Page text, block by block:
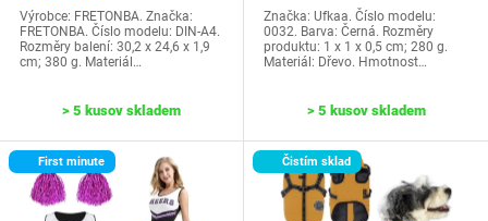
Výrobce: FRETONBA. Značka:
FRETONBA. Číslo modelu: DIN-A4.
Rozměry balení: 30,2 x 24,6 x 1,9
cm; 380 g. Materiál…
> 5 kusov skladem
Značka: Ufkaa. Číslo modelu:
0032. Barva: Černá. Rozměry
produktu: 1 x 1 x 0,5 cm; 280 g.
Materiál: Dřevo. Hmotnost…
> 5 kusov skladem
First minute Čistím sklad